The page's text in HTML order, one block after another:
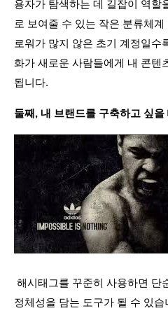
용자가 탐색하는 데 길잡이 역할
로 보여줄 수 있는 작은 분류체
로워가 많지 않은 초기 계정일수
화가 새로운 사람들에게 내 콘텐
됩니다.
둘째, 내 브랜드를 구축하고 싶을
정체성을 담는 도구가 될 수 있